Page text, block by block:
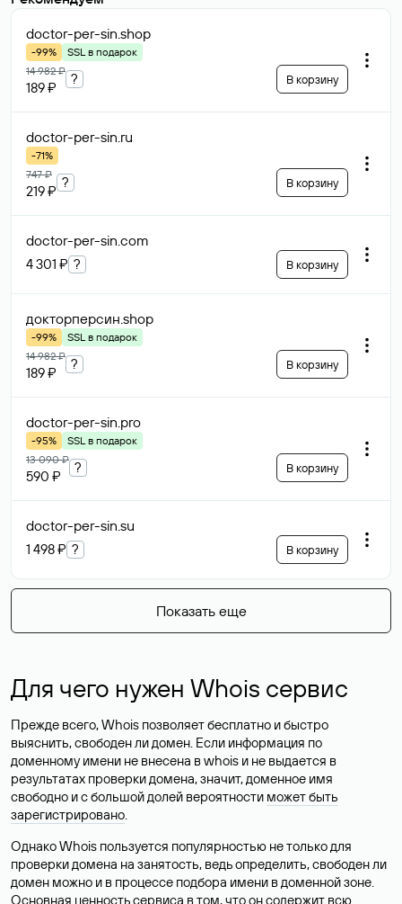
doctor-per-sin.shop
-99%
SSL в подарок
14 982 ₽
189 ₽
? В корзину
doctor-per-sin.ru
-71%
747 ₽
219 ₽
? В корзину
doctor-per-sin.com
4 301 ₽ ? В корзину
докторперсин.shop
-99%
SSL в подарок
14 982 ₽
189 ₽
? В корзину
doctor-per-sin.pro
-95%
SSL в подарок
13 090 ₽
590 ₽
? В корзину
doctor-per-sin.su
1 498 ₽ ? В корзину
Показать еще
Для чего нужен Whois сервис
Прежде всего, Whois позволяет бесплатно и быстро
выяснить, свободен ли домен. Если информация по
доменному имени не внесена в whois и не выдается в
результатах проверки домена, значит, доменное имя
свободно и с большой долей вероятности может быть
зарегистрировано.
Однако Whois пользуется популярностью не только для
проверки домена на занятость, ведь определить, свободен ли
домен можно и в процессе подбора имени в доменной зоне.
Основная ценность сервиса в том, что он содержит всю